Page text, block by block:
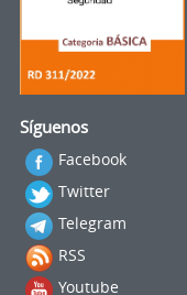
Síguenos
Facebook
Twitter
Telegram
RSS
Youtube